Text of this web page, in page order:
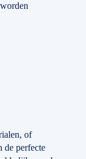
of
de perfecte